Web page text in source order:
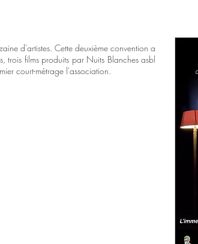
d'artistes. Cette deuxième convention a
trois films produits par Nuits Blanches asbl
court-métrage l'association.